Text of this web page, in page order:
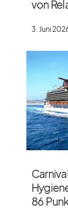
von
3. Juni
86